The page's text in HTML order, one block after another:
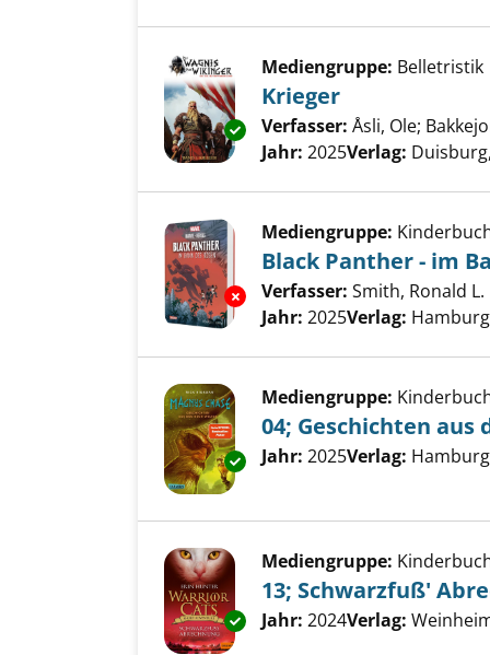
Exemplar-Details von Krieger
Mediengruppe: Belletristik
Krieger
Verfasser: Åsli, Ole;
Jahr: 2025Verlag:
Exemplar-Details von Black
Mediengruppe:
Black Panther - im
Verfasser: Smith, Ronald L.
Jahr: 2025Verlag:
Exemplar-Details von 04;
Mediengruppe:
04; Geschichten aus
Suche nach diesem
Jahr: 2025Verlag:
Exemplar-Details von 13;
Mediengruppe:
13; Schwarzfuß'
Suche nach diesem
Jahr: 2024Verlag: